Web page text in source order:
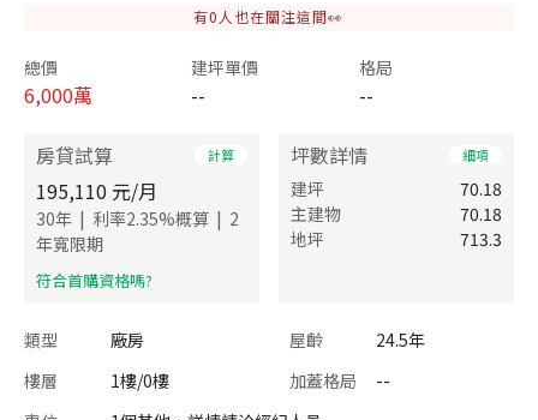
有0 人也在關注這間👀
總價
6,000萬
建坪單價
--
格局
--
房貸試算 計算
195,110 元/月
30年 | 利率2.35%概算 | 2
年寬限期
​符合首購資格嗎?
坪數詳情 細項
建坪
70.18
主建物
70.18
地坪
713.3
類型 廠房 屋齡
24.5年
樓層
1樓/0樓 加蓋格局
--